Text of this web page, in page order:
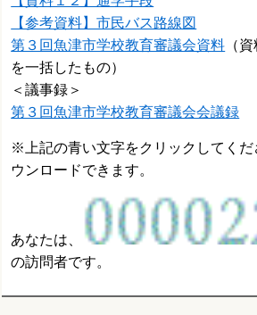
【参考資料】市民バス路線図
第３回魚津市学校教育審議会資料 （
を一括したもの）
＜議事録＞
第３回魚津市学校教育審議会会議録
※上記の青い文字をクリックしてく
ウンロードできます。
あなたは、
の訪問者です。